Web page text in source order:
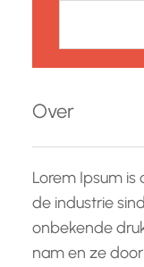
k
n
Over
Lorem Ipsum
de industrie
onbekende
nam en ze